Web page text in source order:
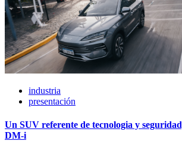
industria
presentación
Un SUV referente de tecnologia y
DM-i